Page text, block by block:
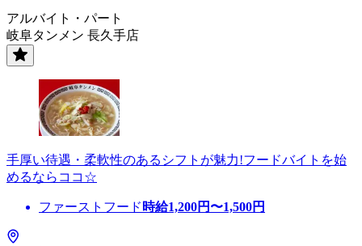
アルバイト・パート
岐阜タンメン 長久手店
手厚い待遇・柔軟性のあるシフトが魅力!フードバイトを始
めるならココ☆
ファーストフード 時給1,200円〜1,500円